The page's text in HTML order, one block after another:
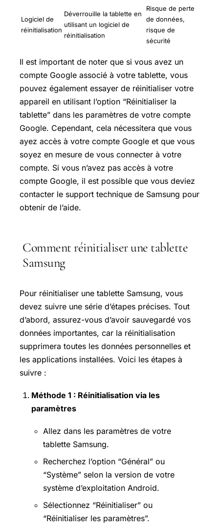
Logiciel de
réinitialisation
Déverrouille la tablette en
utilisant un logiciel de
réinitialisation
Risque de perte
de données,
risque de
sécurité
Il est important de noter que si vous avez un
compte Google associé à votre tablette, vous
pouvez également essayer de réinitialiser votre
appareil en utilisant l’option “Réinitialiser la
tablette” dans les paramètres de votre compte
Google. Cependant, cela nécessitera que vous
ayez accès à votre compte Google et que vous
soyez en mesure de vous connecter à votre
compte. Si vous n’avez pas accès à votre
compte Google, il est possible que vous deviez
contacter le support technique de Samsung pour
obtenir de l’aide.
Comment réinitialiser une tablette
Samsung
Pour réinitialiser une tablette Samsung, vous
devez suivre une série d’étapes précises. Tout
d’abord, assurez-vous d’avoir sauvegardé vos
données importantes, car la réinitialisation
supprimera toutes les données personnelles et
les applications installées. Voici les étapes à
suivre :
Méthode 1 : Réinitialisation via les
paramètres
Allez dans les paramètres de votre
tablette Samsung.
Recherchez l’option “Général” ou
“Système” selon la version de votre
système d’exploitation Android.
Sélectionnez “Réinitialiser” ou
“Réinitialiser les paramètres”.